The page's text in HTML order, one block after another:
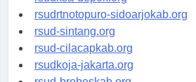
rsudksa-depok.org
rsudrtnotopuro-sidoarjokab.org
rsud-sintang.org
rsud-cilacapkab.org
rsudkoja-jakarta.org